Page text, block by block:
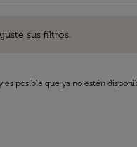
sus filtros.
posible que ya no estén